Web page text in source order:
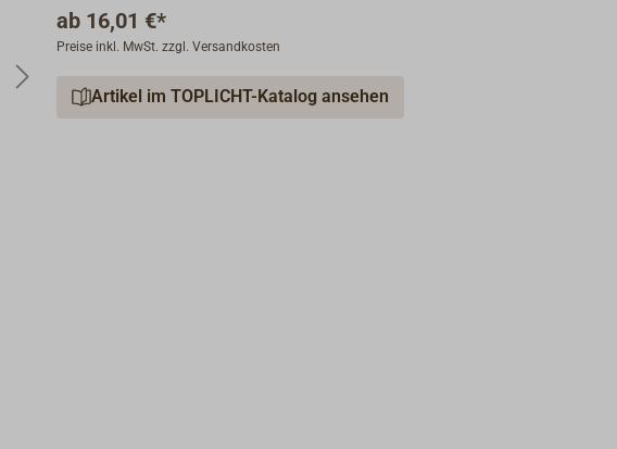
ab 16,01 €*
Preise inkl. MwSt. zzgl. Versandkosten
Artikel im TOPLICHT-Katalog ansehen